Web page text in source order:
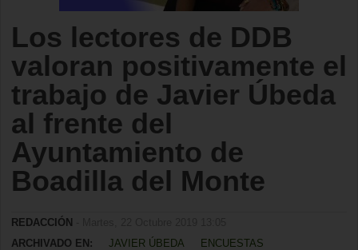
Los lectores de DDB
valoran positivamente el
trabajo de Javier Úbeda
al frente del
Ayuntamiento de
Boadilla del Monte
REDACCIÓN
ARCHIVADO EN:
JAVIER ÚBEDA ENCUESTAS